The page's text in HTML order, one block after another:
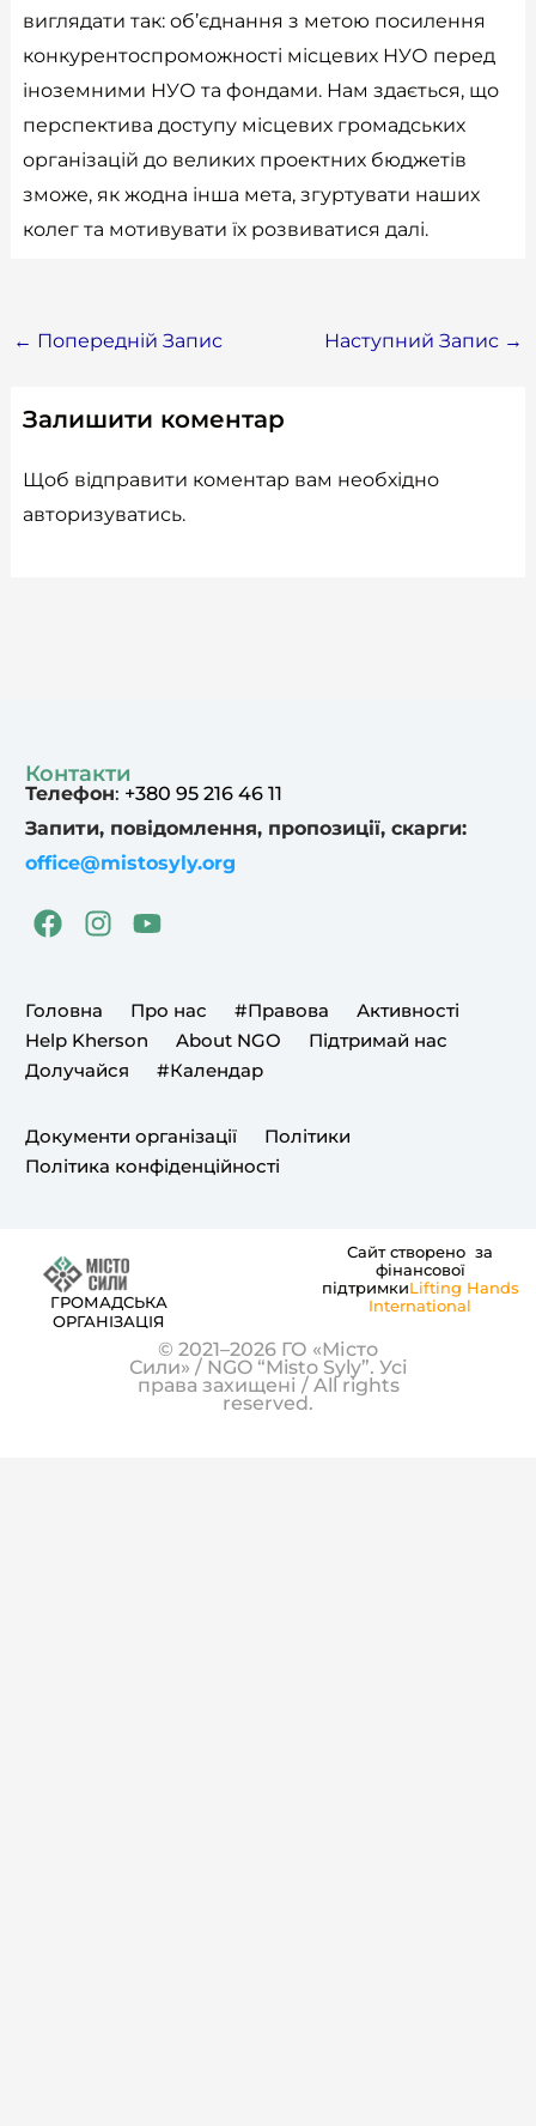
виглядати так: об’єднання з метою посилення
конкурентоспроможності місцевих НУО перед
іноземними НУО та фондами. Нам здається, що
перспектива доступу місцевих громадських
організацій до великих проектних бюджетів
зможе, як жодна інша мета, згуртувати наших
колег та мотивувати їх розвиватися далі.
← Попередній Запис Наступний Запис →
Залишити коментар
Щоб відправити коментар вам необхідно
авторизуватись.
Контакти
Телефон: +380 95 216 46 11
Запити, повідомлення, пропозиції, скарги:
office@mistosyly.org
F
a
e
b
o
o
I
n
t
a
g
r
m
Y
o
t
u
b
e
Головна Про нас #Правова
Активності
Help Kherson
About NGO
Підтримай нас
Долучайся
#Календар
Документи організації
Політики
Політика конфіденційності
ГРОМАДСЬКА
ОРГАНІЗАЦІЯ
Сайт створено за
фінансової
підтримкиLifting Hands
International
© 2021–2026 ГО «Місто
Сили» / NGO “Misto Syly”. Усі
права захищені / All rights
reserved.